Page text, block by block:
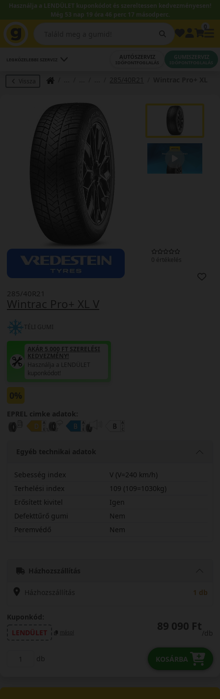
Használja a LENDÜLET kuponkódot és szereltessen kedvezményesen!
Még 53 nap 19 óra 46 perc 17 másodperc.
LEGKÖZELEBBI SZERVIZ AUTÓSZERVIZ
IDŐPONTFOGLALÁS
GUMISZERVIZ
IDŐPONTFOGLALÁS
Vissza 285/40R21
0 értékelés
Wintrac Pro+ XL V
285/40R21
TÉLI GUMI
AKÁR 5.000 FT SZERELÉSI
KEDVEZMÉNY!
Használja a LENDÜLET
kuponkódot!
0%
EPREL cimke adatok:
Egyéb technikai adatok
Sebesség index
V (V=240 km/h)
Terhelési index
109 (109=1030kg)
Erősített kivitel
Igen
Defekttűrő gumi
Nem
Peremvédő
Nem
Házhozszállítás
Házhozszállítás 1 db
Kuponkód:
LENDÜLET
másol 89 090 Ft
/db
db KOSÁRBA